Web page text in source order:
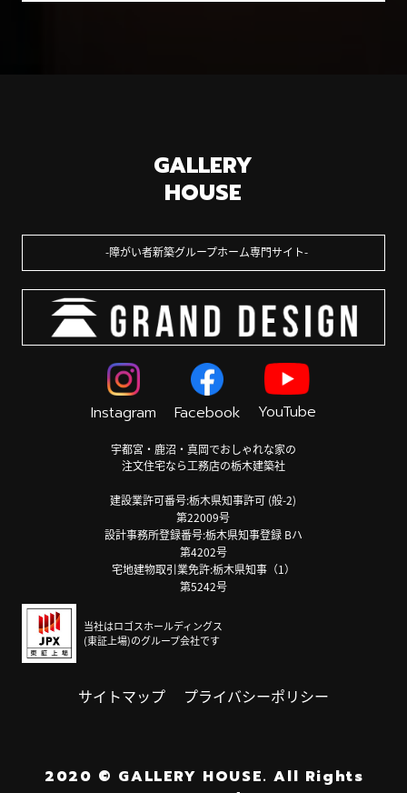
GALLERY
HOUSE
障がい者新築グループホーム専門サイト
Instagram Facebook YouTube
宇都宮・鹿沼・真岡でおしゃれな家の
注文住宅なら工務店の栃木建築社
建設業許可番号:栃木県知事許可 (般-2)
第22009号
設計事務所登録番号:栃木県知事登録 Bハ
第4202号
宅地建物取引業免許:栃木県知事（1）
第5242号
当社はロゴスホールディングス
(東証上場)のグループ会社です
サイトマップ プライバシーポリシー
2020 © GALLERY HOUSE. All Rights